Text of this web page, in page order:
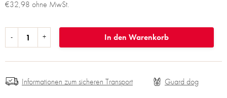
€32,98 ohne MwSt.
In den Warenkorb
Informationen zum sicheren Transport